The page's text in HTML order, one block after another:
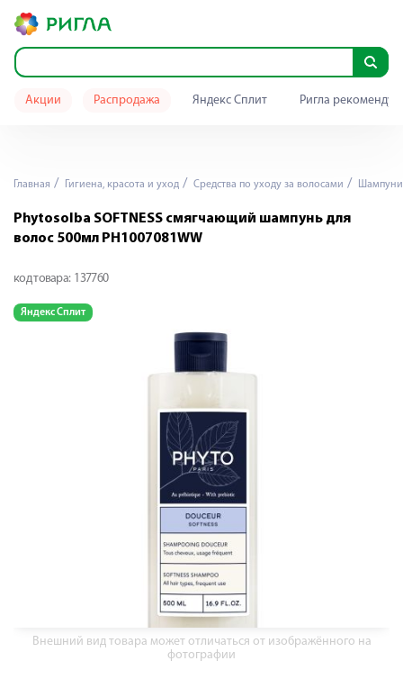
Акции Распродажа Яндекс Сплит Ригла
Главная Гигиена, красота и уход Средства по уходу за волосами Шампуни
Phytosolba SOFTNESS смягчающий шампунь для
волос 500мл PH1007081WW
код товара: 137760
Яндекс Сплит
Внешний вид товара может отличаться от изображённого на
фотографии